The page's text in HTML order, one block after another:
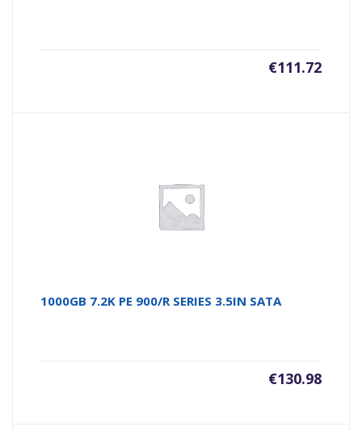
€111.72
1000GB 7.2K PE 900/R SERIES 3.5IN SATA
€130.98